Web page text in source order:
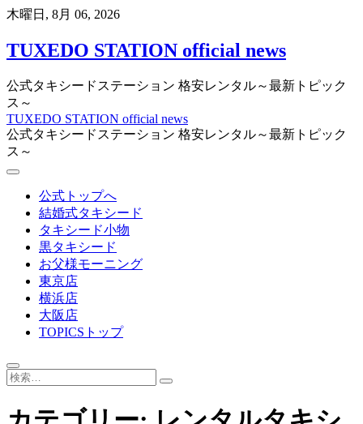
Skip
content
木曜日, 8月 06, 2026
TUXEDO STATION official news
公式タキシードステーション 格安レンタル～最新トピック
ス～
TUXEDO STATION official news
公式タキシードステーション 格安レンタル～最新トピック
ス～
公式トップへ
結婚式タキシード
タキシード小物
黒タキシード
お父様モーニング
東京店
横浜店
大阪店
TOPICSトップ
検